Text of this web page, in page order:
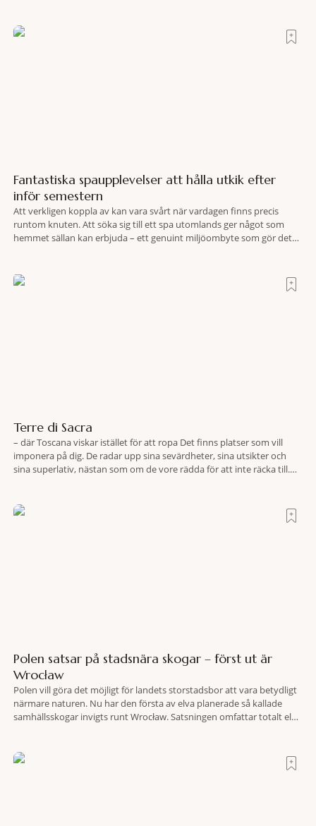
Fantastiska spaupplevelser att hålla utkik efter
inför semestern
Att verkligen koppla av kan vara svårt när vardagen finns precis
runtom knuten. Att söka sig till ett spa utomlands ger något som
hemmet sällan kan erbjuda – ett genuint miljöombyte som gör det
Terre di Sacra
– där Toscana viskar istället för att ropa Det finns platser som vill
imponera på dig. De radar upp sina sevärdheter, sina utsikter och
sina superlativ, nästan som om de vore rädda för att inte räcka till.
Polen satsar på stadsnära skogar – först ut är
Wrocław
Polen vill göra det möjligt för landets storstadsbor att vara betydligt
närmare naturen. Nu har den första av elva planerade så kallade
samhällsskogar invigts runt Wrocław. Satsningen omfattar totalt elva
fler människor ska kunna promenera, motionera